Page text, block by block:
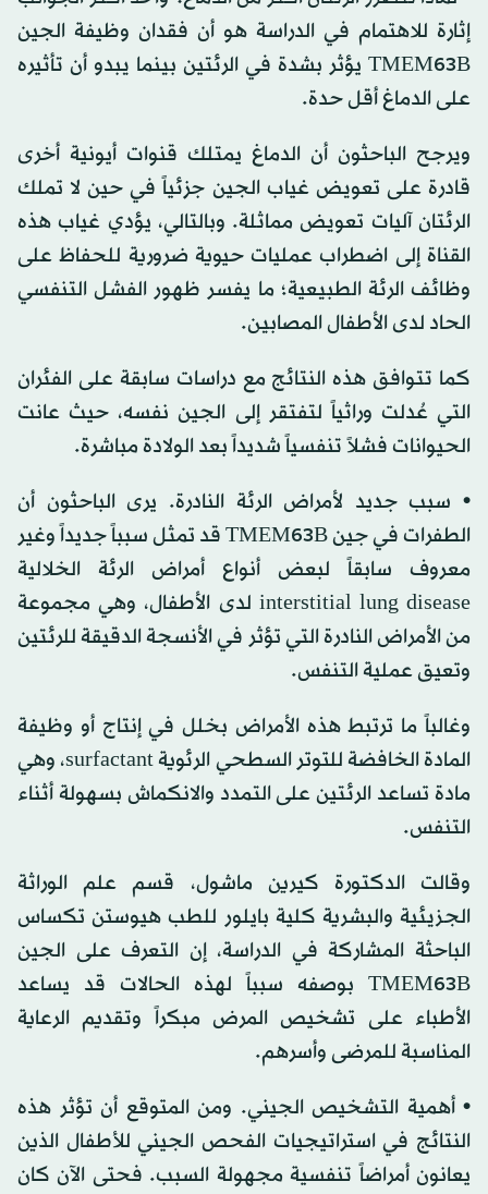
إثارة للاهتمام في الدراسة هو أن فقدان وظيفة الجين
TMEM63B يؤثر بشدة في الرئتين بينما يبدو أن تأثيره
على الدماغ أقل حدة.
ويرجح الباحثون أن الدماغ يمتلك قنوات أيونية أخرى
قادرة على تعويض غياب الجين جزئياً في حين لا تملك
الرئتان آليات تعويض مماثلة. وبالتالي، يؤدي غياب هذه
القناة إلى اضطراب عمليات حيوية ضرورية للحفاظ على
وظائف الرئة الطبيعية؛ ما يفسر ظهور الفشل التنفسي
الحاد لدى الأطفال المصابين.
كما تتوافق هذه النتائج مع دراسات سابقة على الفئران
التي عُدلت وراثياً لتفتقر إلى الجين نفسه، حيث عانت
الحيوانات فشلاً تنفسياً شديداً بعد الولادة مباشرة.
• سبب جديد لأمراض الرئة النادرة. يرى الباحثون أن
الطفرات في جين TMEM63B قد تمثل سبباً جديداً وغير
معروف سابقاً لبعض أنواع أمراض الرئة الخلالية
interstitial lung disease لدى الأطفال، وهي مجموعة
من الأمراض النادرة التي تؤثر في الأنسجة الدقيقة للرئتين
وتعيق عملية التنفس.
وغالباً ما ترتبط هذه الأمراض بخلل في إنتاج أو وظيفة
المادة الخافضة للتوتر السطحي الرئوية surfactant، وهي
مادة تساعد الرئتين على التمدد والانكماش بسهولة أثناء
التنفس.
وقالت الدكتورة كيرين ماشول، قسم علم الوراثة
الجزيئية والبشرية كلية بايلور للطب هيوستن تكساس
الباحثة المشاركة في الدراسة، إن التعرف على الجين
TMEM63B بوصفه سبباً لهذه الحالات قد يساعد
الأطباء على تشخيص المرض مبكراً وتقديم الرعاية
المناسبة للمرضى وأسرهم.
• أهمية التشخيص الجيني. ومن المتوقع أن تؤثر هذه
النتائج في استراتيجيات الفحص الجيني للأطفال الذين
يعانون أمراضاً تنفسية مجهولة السبب. فحتى الآن كان